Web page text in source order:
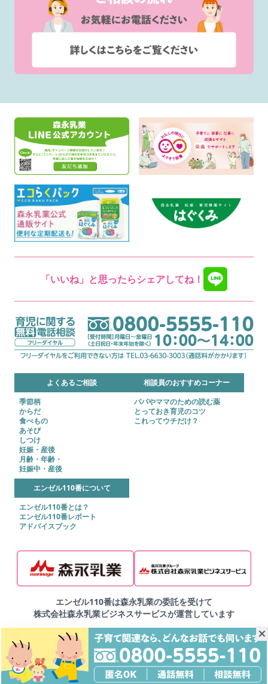
「いいね」と思ったらシェアしてね！
よくあるご相談
季節柄
からだ
食べもの
あそび
しつけ
妊娠・産後
月齢・年齢・
妊娠中・産後
相談員のおすすめコーナー
パパやママのための読む薬
とっておき育児のコツ
これってウチだけ？
エンゼル110番について
エンゼル110番とは？
エンゼル110番レポート
アドバイスブック
エンゼル110番は森永乳業の委託を受けて
株式会社森永乳業ビジネスサービスが運営しています
▶プライバシーポリシー
▶サイトマップ
Copyright © 2025 株式会社森永乳業ビジネスサービス
Copyright © MORINAGA BUSINESS SERVICE CO.,LTD. All Right Reserved.